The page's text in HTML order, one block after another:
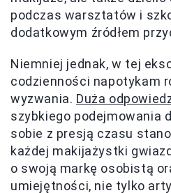
podczas warsztatów i
dodatkowym źródłem
Niemniej jednak, w tej
codzienności napotykam
wyzwania. Duża
szybkiego podejmowania
sobie z presją czasu
każdej makijażystki
o swoją markę osobistą
umiejętności, nie tylko